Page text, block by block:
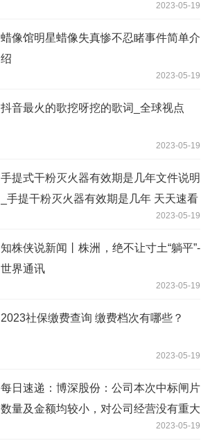
2023-05-19
蜡像馆明星蜡像失真惨不忍睹事件简单介
绍
2023-05-19
抖音最火的歌挖呀挖的歌词_全球视点
2023-05-19
手提式干粉灭火器有效期是几年文件说明
_手提干粉灭火器有效期是几年 天天速看
2023-05-19
知株侠说新闻丨株洲，绝不让寸土“躺平”-
世界通讯
2023-05-19
2023社保缴费查询 缴费档次有哪些？
2023-05-19
每日速递：博深股份：公司本次中标闸片
数量及金额均较小，对公司经营没有重大
2023-05-19